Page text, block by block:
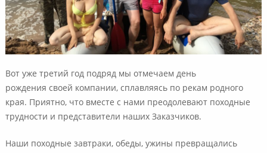
Вот уже третий год подряд мы отмечаем день
рождения своей компании, сплавляясь по рекам родного
края. Приятно, что вместе с нами преодолевают походные
трудности и представители наших Заказчиков.
Наши походные завтраки, обеды, ужины превращались